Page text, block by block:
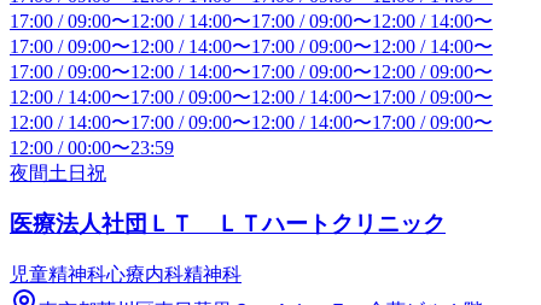
17:00 /09:00〜12:00 / 14:00〜17:00 /09:00〜12:00 / 14:00〜
17:00 /09:00〜12:00 / 14:00〜17:00 /09:00〜12:00 / 14:00〜
17:00 /09:00〜12:00 / 14:00〜17:00 /09:00〜12:00 /09:00〜
12:00 / 14:00〜17:00 /09:00〜12:00 / 14:00〜17:00 /09:00〜
12:00 / 14:00〜17:00 /09:00〜12:00 / 14:00〜17:00 /09:00〜
12:00 /00:00〜23:59
夜間土日祝
医療法人社団ＬＴ ＬＴハートクリニック
児童精神科心療内科精神科